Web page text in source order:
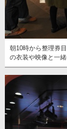
朝10時から整理券
の衣装や映像と一